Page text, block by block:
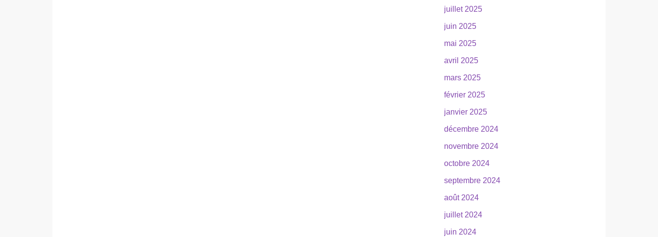
juillet 2025
juin 2025
mai 2025
avril 2025
mars 2025
février 2025
janvier 2025
décembre 2024
novembre 2024
octobre 2024
septembre 2024
août 2024
juillet 2024
juin 2024